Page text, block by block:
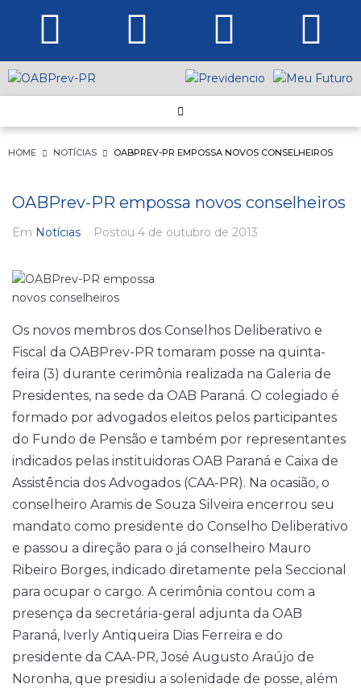
HOME NOTÍCIAS OABPREV-PR EMPOSSA NOVOS CONSELHEIROS
OABPrev-PR empossa novos conselheiros
Em Notícias Postou 4 de outubro de 2013
Os novos membros dos Conselhos Deliberativo e
Fiscal da OABPrev-PR tomaram posse na quinta-
feira (3) durante cerimônia realizada na Galeria de
Presidentes, na sede da OAB Paraná. O colegiado é
formado por advogados eleitos pelos participantes
do Fundo de Pensão e também por representantes
indicados pelas instituidoras OAB Paraná e Caixa de
Assistência dos Advogados (CAA-PR). Na ocasião, o
conselheiro Aramis de Souza Silveira encerrou seu
mandato como presidente do Conselho Deliberativo
e passou a direção para o já conselheiro Mauro
Ribeiro Borges, indicado diretamente pela Seccional
para ocupar o cargo. A cerimônia contou com a
presença da secretária-geral adjunta da OAB
Paraná, Iverly Antiqueira Dias Ferreira e do
presidente da CAA-PR, José Augusto Araújo de
Noronha, que presidiu a solenidade de posse, além